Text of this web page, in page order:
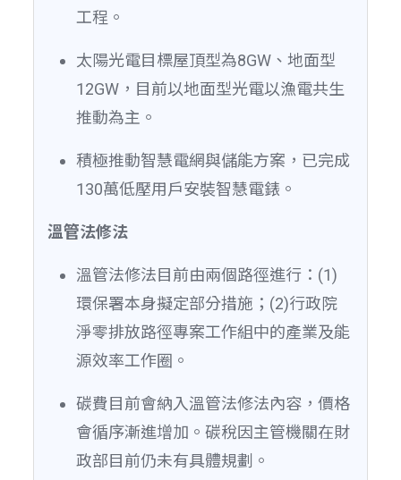
工程。
太陽光電目標屋頂型為8GW、地面型
12GW，目前以地面型光電以漁電共生
推動為主。
積極推動智慧電網與儲能方案，已完成
130萬低壓用戶安裝智慧電錶。
溫管法修法
溫管法修法目前由兩個路徑進行：(1)
環保署本身擬定部分措施；(2)行政院
淨零排放路徑專案工作組中的產業及能
源效率工作圈。
碳費目前會納入溫管法修法內容，價格
會循序漸進增加。碳稅因主管機關在財
政部目前仍未有具體規劃。